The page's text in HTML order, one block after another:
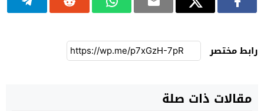
رابط مختصر
مقالات ذات صلة